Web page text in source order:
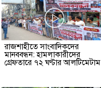
রাজশাহীতে সাংবাদিকদের
মানববন্ধন: হামলাকারীদের
গ্রেফতারে ৭২ ঘণ্টার আলটিমেটাম